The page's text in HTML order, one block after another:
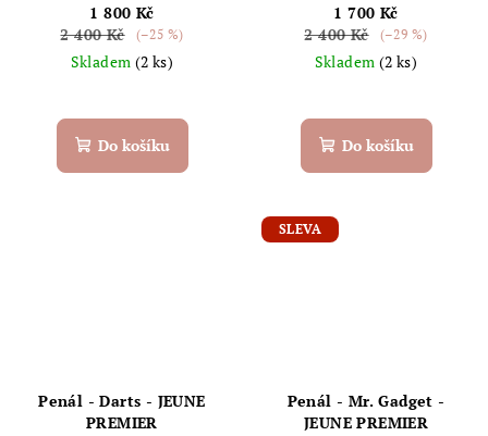
1 800 Kč
2 400 Kč
(–25 %)
Skladem (2 ks)
Do košíku
1 700 Kč
2 400 Kč
(–29 %)
Skladem (2 ks)
Do košíku
Penál - Darts - JEUNE
PREMIER
SLEVA
Penál - Mr. Gadget -
JEUNE PREMIER